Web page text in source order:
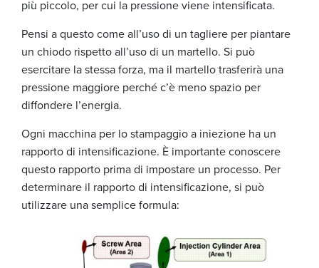
più piccolo, per cui la pressione viene intensificata.
Pensi a questo come all’uso di un tagliere per piantare
un chiodo rispetto all’uso di un martello. Si può
esercitare la stessa forza, ma il martello trasferirà una
pressione maggiore perché c’è meno spazio per
diffondere l’energia.
Ogni macchina per lo stampaggio a iniezione ha un
rapporto di intensificazione. È importante conoscere
questo rapporto prima di impostare un processo. Per
determinare il rapporto di intensificazione, si può
utilizzare una semplice formula: